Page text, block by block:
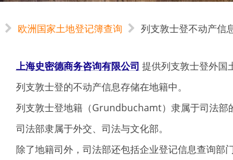
欧洲国家土地登记簿查询 列支敦士登不动产信
上海史密德商务咨询有限公司 提供列支敦士登外国
列支敦士登的不动产信息存储在地籍中。
列支敦士登地籍（Grundbuchamt）隶属于司法部
司法部隶属于外交、司法与文化部。
除了地籍司外，司法部还包括企业登记信息查询部